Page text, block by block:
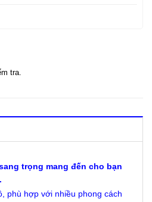
tra.
trọng mang đến cho bạn
phù hợp với nhiều phong cách